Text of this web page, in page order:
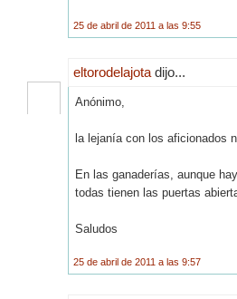
25 de abril de 2011 a las 9:55
eltorodelajota dijo...
Anónimo,
la lejanía con los aficionados
En las ganaderías, aunque
todas tienen las puertas
Saludos
25 de abril de 2011 a las 9:57